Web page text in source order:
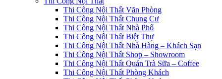
Thi Công Nội Thất Văn Phòng
Thi Công Nội Thất Chung Cư
Thi Công Nội Thất Nhà Phố
Thi Công Nội Thất Biệt Thự
Thi Công Nội Thất Nhà Hàng – Khách Sạn
Thi Công Nội Thất Shop – Showroom
Thi Công Nội Thất Quán Trà Sữa – Coffee
Thi Công Nội Thất Phòng Khách